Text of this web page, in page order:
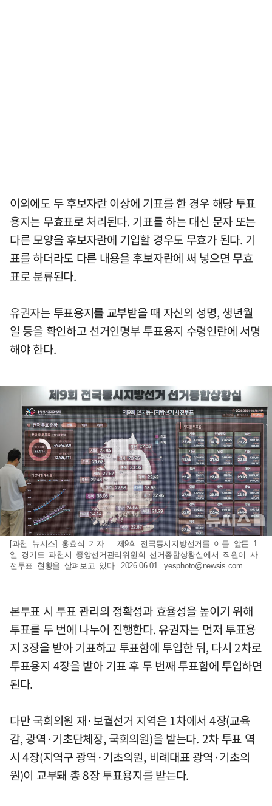
이외에도 두 후보자란 이상에 기표를 한 경우 해당 투표
용지는 무효표로 처리된다. 기표를 하는 대신 문자 또는
다른 모양을 후보자란에 기입할 경우도 무효가 된다. 기
표를 하더라도 다른 내용을 후보자란에 써 넣으면 무효
표로 분류된다.
유권자는 투표용지를 교부받을 때 자신의 성명, 생년월
일 등을 확인하고 선거인명부 투표용지 수령인란에 서명
해야 한다.
[과천=뉴시스] 홍효식 기자 = 제9회 전국동시지방선거를 이틀 앞둔 1
일 경기도 과천시 중앙선거관리위원회 선거종합상황실에서 직원이 사
전투표 현황을 살펴보고 있다. 2026.06.01.yesphoto@newsis.com
본투표 시 투표 관리의 정확성과 효율성을 높이기 위해
투표를 두 번에 나누어 진행한다. 유권자는 먼저 투표용
지 3장을 받아 기표하고 투표함에 투입한 뒤, 다시 2차로
투표용지 4장을 받아 기표 후 두 번째 투표함에 투입하면
된다.
다만 국회의원 재·보궐선거 지역은 1차에서 4장(교육
감, 광역·기초단체장, 국회의원)을 받는다. 2차 투표 역
시 4장(지역구 광역·기초의원, 비례대표 광역·기초의
원)이 교부돼 총 8장 투표용지를 받는다.